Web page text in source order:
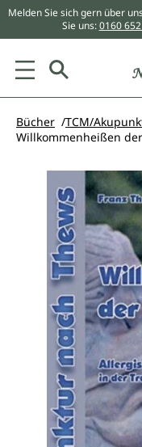
springen
Melden Sie sich gern über
Sie uns:0160
Bücher TCM/
Willkommenheißen
Bildergalerie